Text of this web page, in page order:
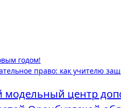
годом!
право: как учителю
модельный центр